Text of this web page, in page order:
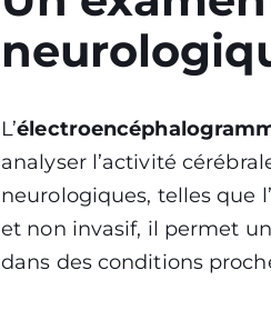
L’
analyser l’activité
neurologiques, telles que l’
et non invasif, il permet
dans des conditions